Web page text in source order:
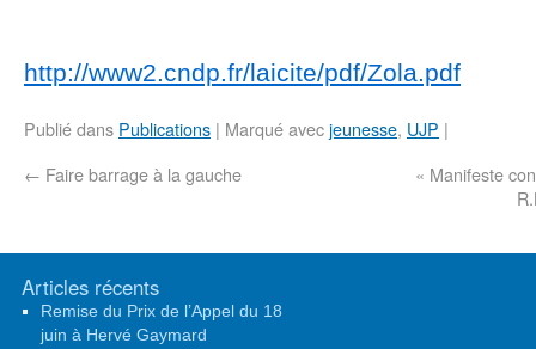
http://www2.cndp.fr/laicite/pdf/Zola.pdf
Publié dans Publications | Marqué avecjeunesse, UJP |
← Faire barrage à la gauche
« Manifeste
Articles récents
Remise du Prix de l’Appel du 18
juin à Hervé Gaymard